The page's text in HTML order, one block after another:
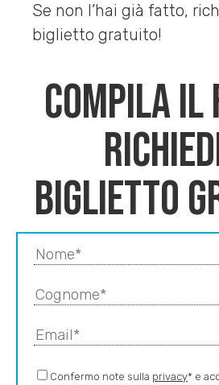
Se non l’hai già fatto,
biglietto gratuito!
Compila il
biglietto
Confermo note sulla privacy* e